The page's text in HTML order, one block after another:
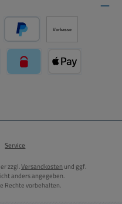
über PayPal
Später Bezahlen über PayPal
Vorkasse
Service
zzgl.Versandkosten und ggf.
anders angegeben.
Rechte vorbehalten.